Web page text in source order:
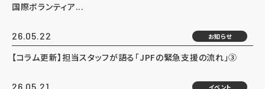
国際ボランティア...
26.05.22 お知らせ
【コラム更新】担当スタッフが語る「JPFの緊急支援の流れ」③
26.05.21 イベント